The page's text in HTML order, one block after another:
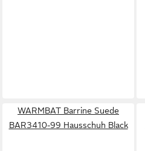
WARMBAT Barrine Suede
BAR3410-99 Hausschuh Black